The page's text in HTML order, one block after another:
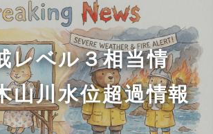
レベル３相当情
川水位超過情報